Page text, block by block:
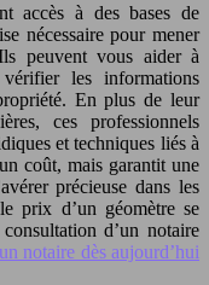
accès à des bases de
nécessaire pour mener
peuvent vous aider à
les informations
En plus de leur
ces professionnels
et techniques liés à
coût, mais garantit une
précieuse dans les
prix d’un géomètre se
d’un notaire
notaire dès aujourd’hui